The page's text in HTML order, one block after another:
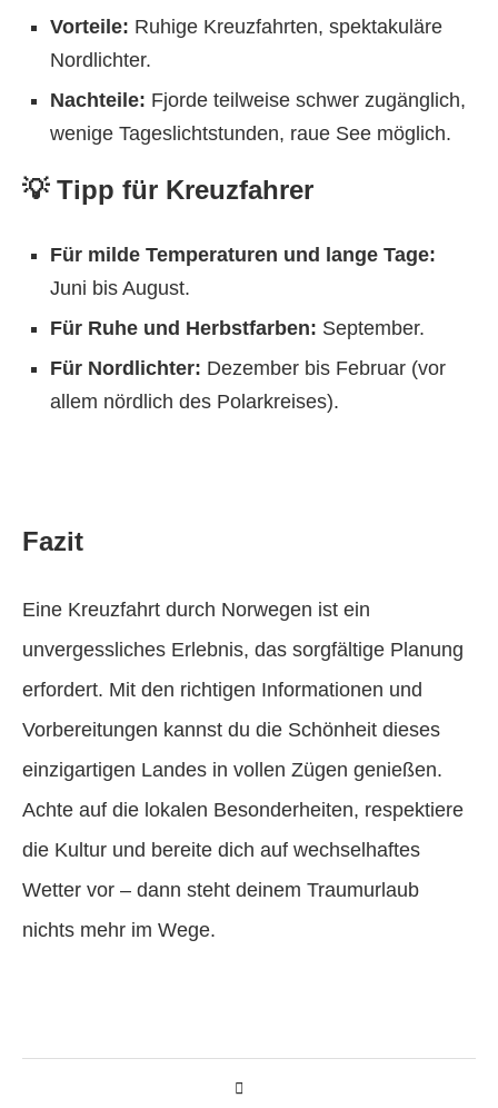
Vorteile: Ruhige Kreuzfahrten, spektakuläre
Nordlichter.
Nachteile: Fjorde teilweise schwer zugänglich,
wenige Tageslichtstunden, raue See möglich.
💡 Tipp für Kreuzfahrer
Für milde Temperaturen und lange Tage:
Juni bis August.
Für Ruhe und Herbstfarben: September.
Für Nordlichter: Dezember bis Februar (vor
allem nördlich des Polarkreises).
Fazit
Eine Kreuzfahrt durch Norwegen ist ein
unvergessliches Erlebnis, das sorgfältige Planung
erfordert. Mit den richtigen Informationen und
Vorbereitungen kannst du die Schönheit dieses
einzigartigen Landes in vollen Zügen genießen.
Achte auf die lokalen Besonderheiten, respektiere
die Kultur und bereite dich auf wechselhaftes
Wetter vor – dann steht deinem Traumurlaub
nichts mehr im Wege.